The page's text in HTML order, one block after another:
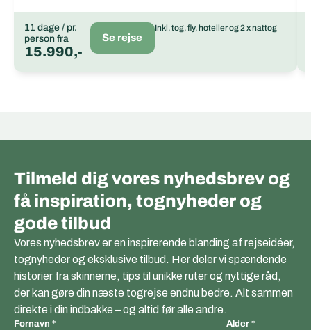
11 dage / pr.
person fra
15.990,-
Se rejse
Inkl. tog, fly, hoteller og 2 x nattog
Tilmeld dig vores nyhedsbrev og
få inspiration, tognyheder og
gode tilbud
Vores nyhedsbrev er en inspirerende blanding af rejseidéer,
tognyheder og eksklusive tilbud. Her deler vi spændende
historier fra skinnerne, tips til unikke ruter og nyttige råd,
der kan gøre din næste togrejse endnu bedre. Alt sammen
direkte i din indbakke – og altid før alle andre.
Fornavn Alder